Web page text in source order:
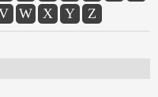
W X Y Z